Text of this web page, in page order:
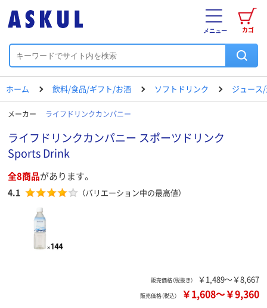
カゴ
メニュー
ホーム 飲料/食品/ギフト/お酒 ソフトドリンク ジュース
メーカー ライフドリンクカンパニー
ライフドリンクカンパニー スポーツドリンク
Sports Drink
全8商品があります。
4.1 （バリエーション中の最高値）
販売価格（税抜き） ￥1,489～￥8,667
販売価格（税込） ￥1,608～￥9,360